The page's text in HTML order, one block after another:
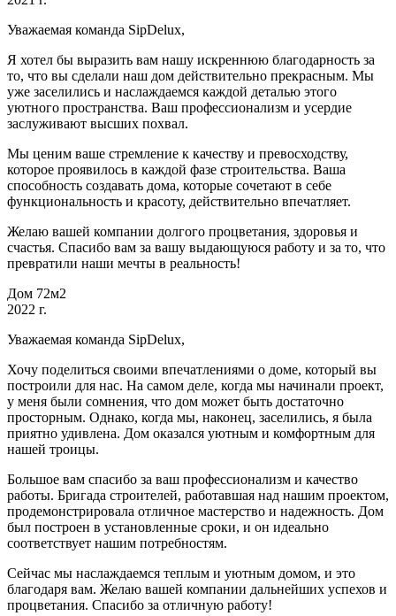
Уважаемая команда SipDelux,
Я хотел бы выразить вам нашу искреннюю благодарность за
то, что вы сделали наш дом действительно прекрасным. Мы
уже заселились и наслаждаемся каждой деталью этого
уютного пространства. Ваш профессионализм и усердие
заслуживают высших похвал.
Мы ценим ваше стремление к качеству и превосходству,
которое проявилось в каждой фазе строительства. Ваша
способность создавать дома, которые сочетают в себе
функциональность и красоту, действительно впечатляет.
Желаю вашей компании долгого процветания, здоровья и
счастья. Спасибо вам за вашу выдающуюся работу и за то, что
превратили наши мечты в реальность!
Дом 72м2
2022 г.
Уважаемая команда SipDelux,
Хочу поделиться своими впечатлениями о доме, который вы
построили для нас. На самом деле, когда мы начинали проект,
у меня были сомнения, что дом может быть достаточно
просторным. Однако, когда мы, наконец, заселились, я была
приятно удивлена. Дом оказался уютным и комфортным для
нашей троицы.
Большое вам спасибо за ваш профессионализм и качество
работы. Бригада строителей, работавшая над нашим проектом,
продемонстрировала отличное мастерство и надежность. Дом
был построен в установленные сроки, и он идеально
соответствует нашим потребностям.
Сейчас мы наслаждаемся теплым и уютным домом, и это
благодаря вам. Желаю вашей компании дальнейших успехов и
процветания. Спасибо за отличную работу!